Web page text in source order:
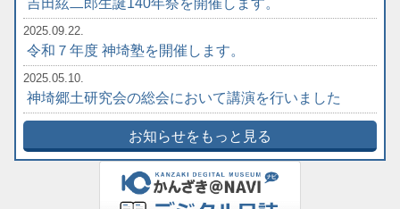
2025.09.22.
令和７年度 神埼塾を開催します。
2025.05.10.
神埼郷土研究会の総会において講演を行いました
お知らせをもっと見る